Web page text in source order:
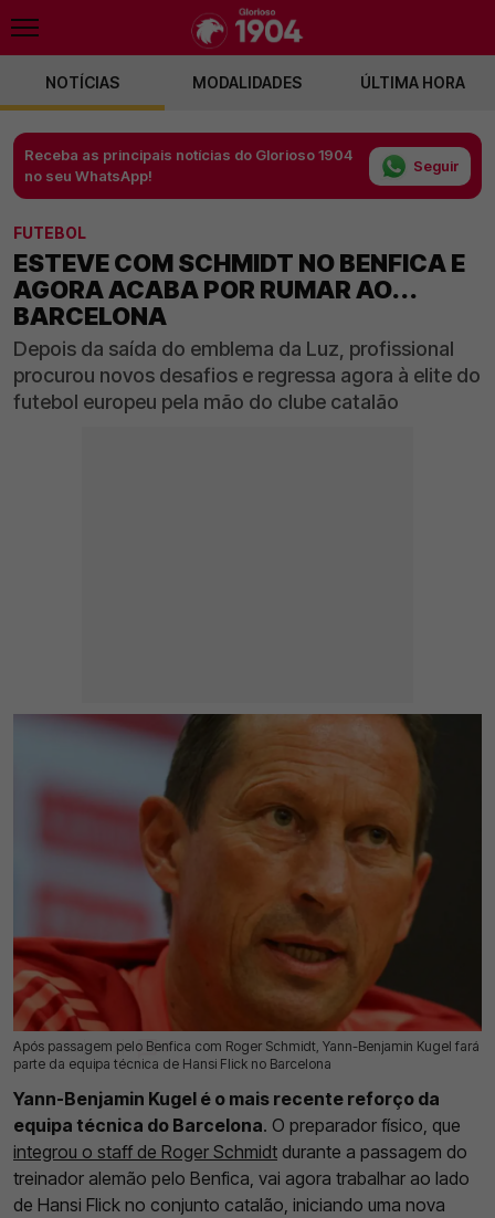
NOTÍCIAS MODALIDADES ÚLTIMA HORA
Receba as principais notícias do Glorioso 1904
no seu WhatsApp!
Seguir
FUTEBOL
ESTEVE COM SCHMIDT NO BENFICA E
AGORA ACABA POR RUMAR AO...
BARCELONA
Depois da saída do emblema da Luz, profissional
procurou novos desafios e regressa agora à elite do
futebol europeu pela mão do clube catalão
Após passagem pelo Benfica com Roger Schmidt, Yann-Benjamin Kugel fará
parte da equipa técnica de Hansi Flick no Barcelona
06 Jul 2026 | 16:03 | 0
Yann-Benjamin Kugel é o mais recente reforço da
equipa técnica do Barcelona. O preparador físico, que
integrou o staff de Roger Schmidt durante a passagem do
treinador alemão pelo Benfica, vai agora trabalhar ao lado
de Hansi Flick no conjunto catalão, iniciando uma nova